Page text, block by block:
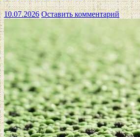
10.07.2026 Оставить комментарий